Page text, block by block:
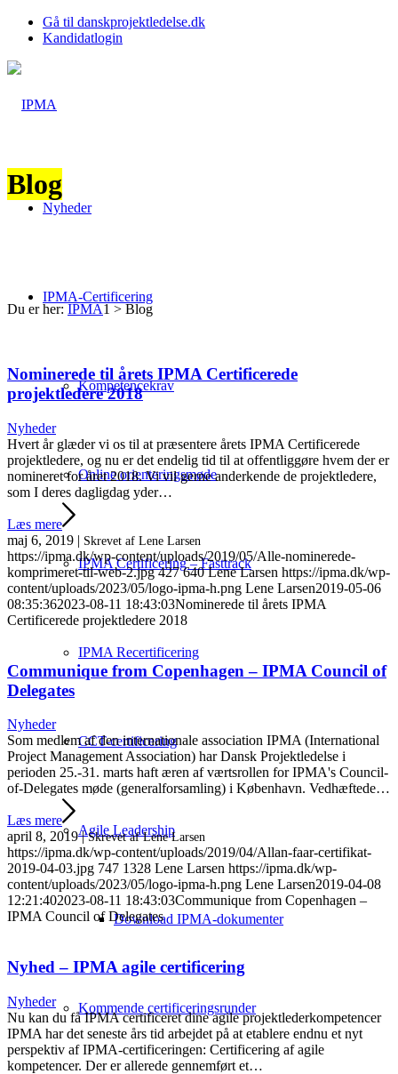
Gå til danskprojektledelse.dk
Kandidatlogin
Nyheder
IPMA-Certificering
Kompetencekrav
Online orienteringsmøde
IPMA Certificering – Fasttrack
IPMA Recertificering
CCT-certificering
Agile Leadership
Download IPMA-dokumenter
Kommende certificeringsrunder
Blog
Du er her: IPMA1 > Blog
Nominerede til årets IPMA Certificerede
projektledere 2018
Nyheder
Hvert år glæder vi os til at præsentere årets IPMA Certificerede
projektledere, og nu er det endelig tid til at offentliggøre hvem der er
nomineret for året 2018. Vi vil gerne anderkende de projektledere,
som I deres dagligdag yder…
Læs mere
maj 6, 2019 | Skrevet af Lene Larsen
https://ipma.dk/wp-content/uploads/2019/05/Alle-nominerede-
komprimeret-til-web-2.jpg 427 640 Lene Larsen https://ipma.dk/wp-
content/uploads/2023/05/logo-ipma-h.png Lene Larsen2019-05-06
08:35:362023-08-11 18:43:03Nominerede til årets IPMA
Certificerede projektledere 2018
Communique from Copenhagen – IPMA Council of
Delegates
Nyheder
Som medlem af den internationale association IPMA (International
Project Management Association) har Dansk Projektledelse i
perioden 25.-31. marts haft æren af værtsrollen for IPMA's Council-
of-Delegates møde (generalforsamling) i København. Vedhæftede…
Læs mere
april 8, 2019|Skrevet af Lene Larsen
https://ipma.dk/wp-content/uploads/2019/04/Allan-faar-certifikat-
2019-04-03.jpg 747 1328 Lene Larsen https://ipma.dk/wp-
content/uploads/2023/05/logo-ipma-h.png Lene Larsen2019-04-08
12:21:402023-08-11 18:43:03Communique from Copenhagen –
IPMA Council of Delegates
Nyhed – IPMA agile certificering
Nyheder
Nu kan du få IPMA certificeret dine agile projektlederkompetencer
IPMA har det seneste års tid arbejdet på at etablere endnu et nyt
perspektiv af IPMA-certificeringen: Certificering af agile
kompetencer. Der er allerede gennemført et…